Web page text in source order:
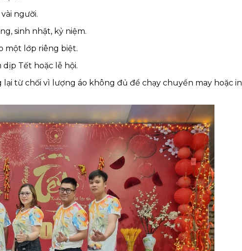
người.
sinh nhật, kỷ niệm.
một lớp riêng biệt.
Tết hoặc lễ hội.
từ chối vì lượng áo không đủ để chạy chuyền may hoặc in